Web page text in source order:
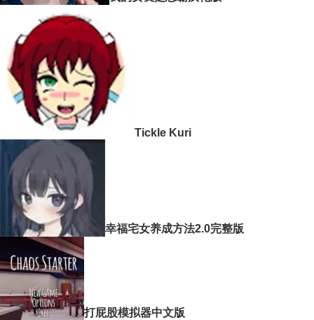
Tickle Kuri
幸福宅女养成方法2.0完整版
打屁股模拟器中文版